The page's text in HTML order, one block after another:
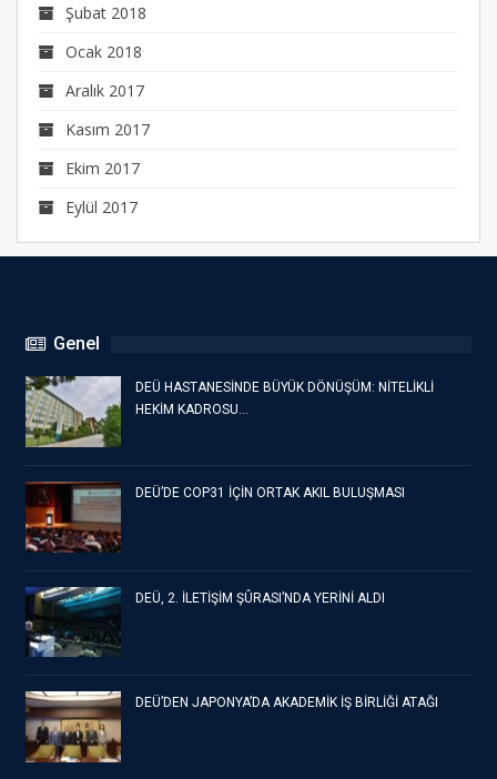
Şubat 2018
Ocak 2018
Aralık 2017
Kasım 2017
Ekim 2017
Eylül 2017
Genel
DEÜ HASTANESİNDE BÜYÜK DÖNÜŞÜM: NİTELİKLİ
HEKİM KADROSU…
DEÜ’DE COP31 İÇİN ORTAK AKIL BULUŞMASI
DEÜ, 2. İLETİŞİM ŞÛRASI’NDA YERİNİ ALDI
DEÜ’DEN JAPONYA’DA AKADEMİK İŞ BİRLİĞİ ATAĞI